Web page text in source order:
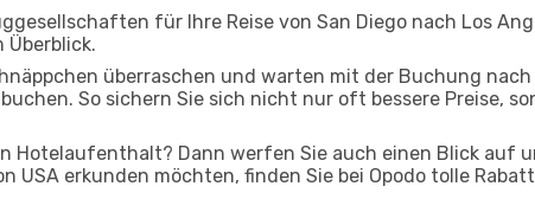
für Ihre Reise von San Diego nach Los
Überblick.
überraschen und warten mit der Buchung nach
So sichern Sie sich nicht nur oft bessere Preise,
Hotelaufenthalt? Dann werfen Sie auch einen Blick auf
USA erkunden möchten, finden Sie bei Opodo tolle